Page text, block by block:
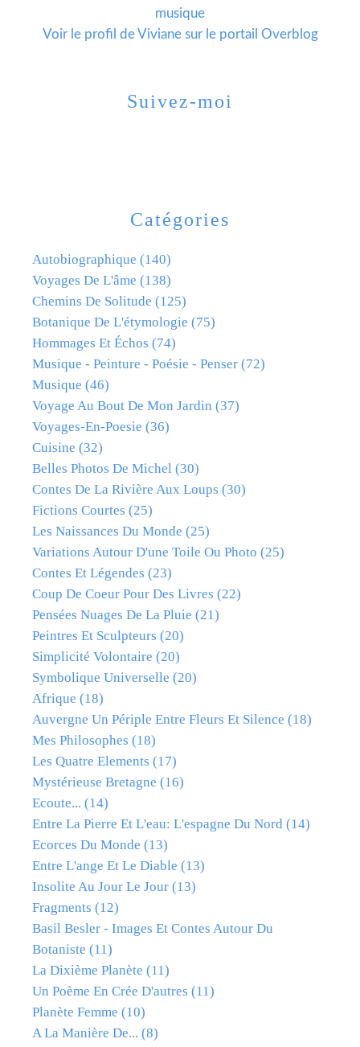
Catégories
Autobiographique (140)
Voyages De L'âme (138)
Chemins De Solitude (125)
Botanique De L'étymologie (75)
Hommages Et Échos (74)
Musique - Peinture - Poésie - Penser (72)
Musique (46)
Voyage Au Bout De Mon Jardin (37)
Voyages-En-Poesie (36)
Cuisine (32)
Belles Photos De Michel (30)
Contes De La Rivière Aux Loups (30)
Fictions Courtes (25)
Les Naissances Du Monde (25)
Variations Autour D'une Toile Ou Photo (25)
Contes Et Légendes (23)
Coup De Coeur Pour Des Livres (22)
Pensées Nuages De La Pluie (21)
Peintres Et Sculpteurs (20)
Simplicité Volontaire (20)
Symbolique Universelle (20)
Afrique (18)
Auvergne Un Périple Entre Fleurs Et Silence (18)
Mes Philosophes (18)
Les Quatre Elements (17)
Mystérieuse Bretagne (16)
Ecoute... (14)
Entre La Pierre Et L'eau: L'espagne Du Nord (14)
Ecorces Du Monde (13)
Entre L'ange Et Le Diable (13)
Insolite Au Jour Le Jour (13)
Fragments (12)
Basil Besler - Images Et Contes Autour Du
Botaniste (11)
La Dixième Planète (11)
Un Poème En Crée D'autres (11)
Planète Femme (10)
A La Manière De... (8)
musique
Voir le profil deVivianesur le portail Overblog
Suivez-moi